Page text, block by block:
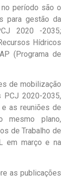
período são o
para gestão da
2020 -2035;
Hídricos
(Programa de
de mobilização
PCJ 2020-2035,
as reuniões de
mesmo plano,
de Trabalho de
em março e na
as publicações